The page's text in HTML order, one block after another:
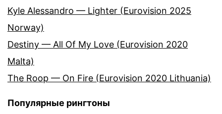
Kyle Alessandro — Lighter (Eurovision 2025
Norway)
Destiny — All Of My Love (Eurovision 2020
Malta)
The Roop — On Fire (Eurovision 2020 Lithuania)
Популярные рингтоны